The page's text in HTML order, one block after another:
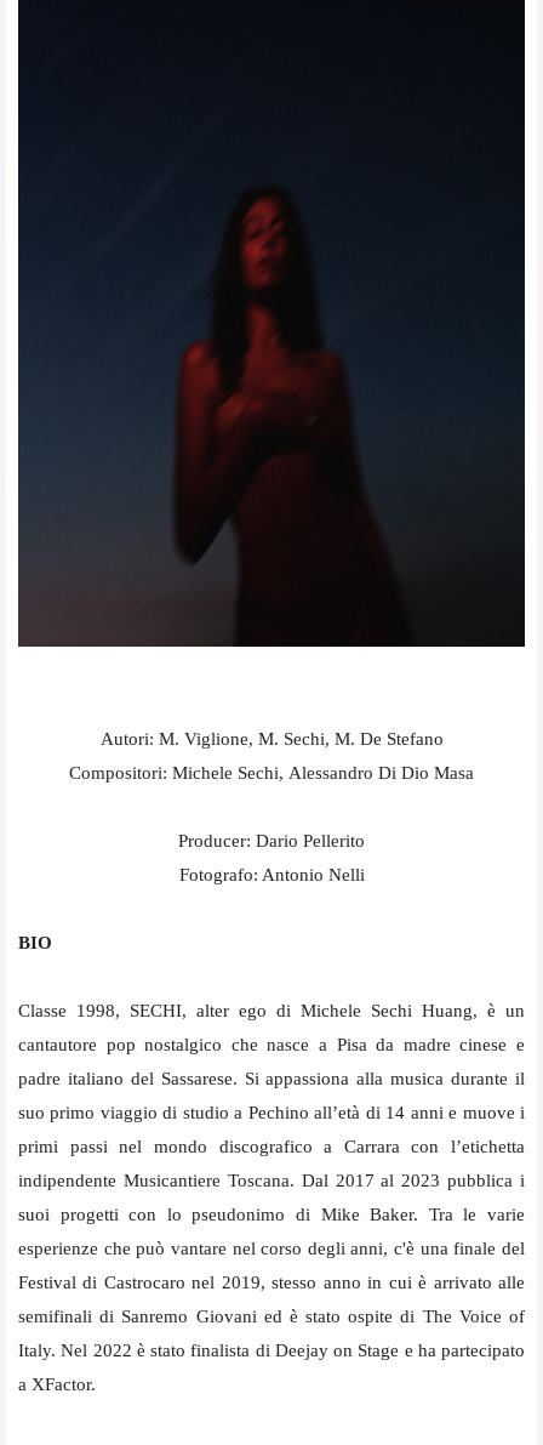
Autori: M. Viglione, M. Sechi, M. De Stefano
Compositori: Michele Sechi, Alessandro Di Dio Masa
Producer: Dario Pellerito
Fotografo: Antonio Nelli
BIO
Classe 1998, SECHI, alter ego di Michele Sechi Huang, è un
cantautore pop nostalgico che nasce a Pisa da madre cinese e
padre italiano del Sassarese. Si appassiona alla musica durante il
suo primo viaggio di studio a Pechino all’età di 14 anni e muove i
primi passi nel mondo discografico a Carrara con l’etichetta
indipendente Musicantiere Toscana. Dal 2017 al 2023 pubblica i
suoi progetti con lo pseudonimo di Mike Baker. Tra le varie
esperienze che può vantare nel corso degli anni, c'è una finale del
Festival di Castrocaro nel 2019, stesso anno in cui è arrivato alle
semifinali di Sanremo Giovani ed è stato ospite di The Voice of
Italy. Nel 2022 è stato finalista di Deejay on Stage e ha partecipato
a XFactor.